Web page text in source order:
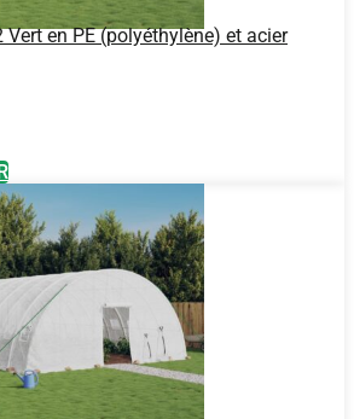
en PE (polyéthylène) et acier